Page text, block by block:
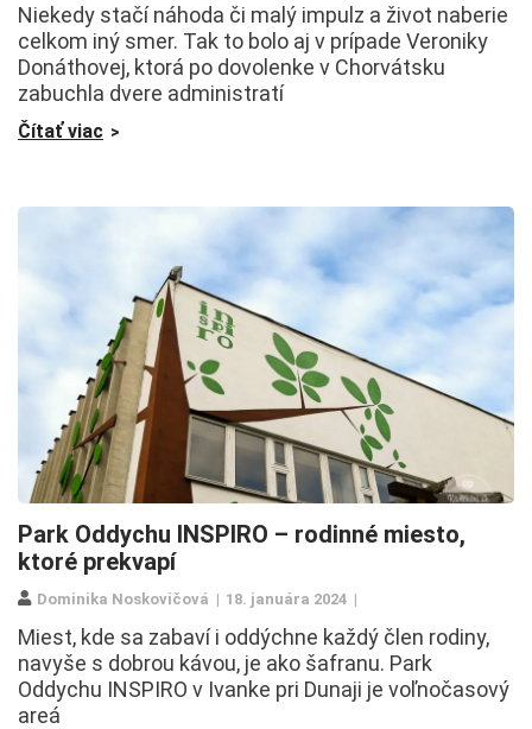
Niekedy stačí náhoda či malý impulz a život naberie
celkom iný smer. Tak to bolo aj v prípade Veroniky
Donáthovej, ktorá po dovolenke v Chorvátsku
zabuchla dvere administratí
Čítať viac
Park Oddychu INSPIRO – rodinné miesto,
ktoré prekvapí
Dominika Noskovičová 18. januára 2024
Miest, kde sa zabaví i oddýchne každý člen rodiny,
navyše s dobrou kávou, je ako šafranu. Park
Oddychu INSPIRO v Ivanke pri Dunaji je voľnočasový
areá